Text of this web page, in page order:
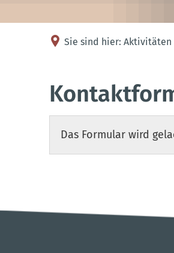
Sie sind hier: Aktivitäten
Kontakt
Das Formular wird